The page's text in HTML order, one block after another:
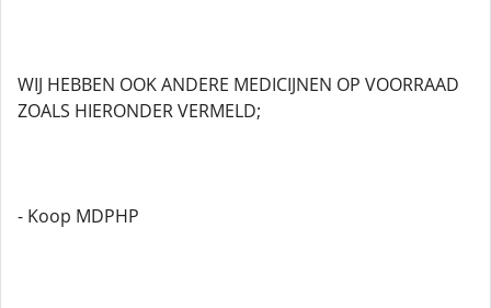
WIJ HEBBEN OOK ANDERE MEDICIJNEN OP VOORRAAD
ZOALS HIERONDER VERMELD;
- Koop MDPHP